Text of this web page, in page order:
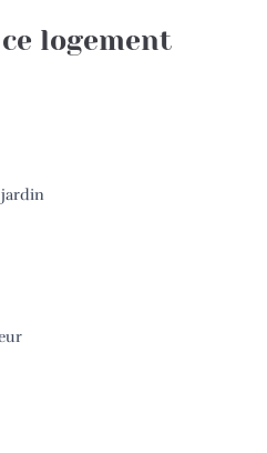
logement
jardin